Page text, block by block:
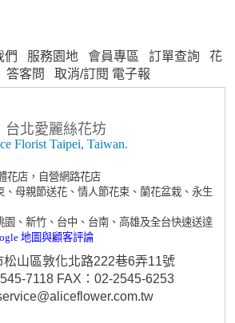
們 服務園地 會員專區 訂單查詢
花
答客問 取消/訂閱 電子報
台北愛麗絲花坊
Florist Taipei, Taiwan.
花店，自營網路花店
、母親節送花、情人節花束、蘭花盆栽、永生
園、新竹、台中、台南、高雄及全台快速送達
地圖與顧客評論
松山區敦化北路222巷6弄11號
7118 FAX：02-2545-6253